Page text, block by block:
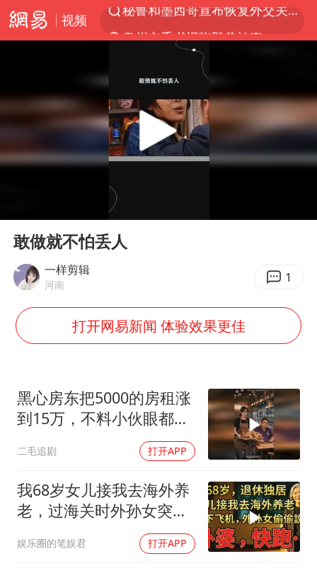
视频
泉州市委书记张毅恭被查
台风白海豚已进入24小时警戒线
中医教你一招提升气血
全球首个长时储能一体化产业园量产
U17国足点球大战淘汰河床晋级决赛
“今天得有40℃了吧 为啥还不预警”
欧阳娜娜窦靖童好搭
中国女篮70-67险胜尼日利亚女篮
“新疆阿勒泰八月能滑雪”不实
国防部：坚决反制任何闹海挑衅图谋
夯实基础开新局
Play
敢做就不怕丢人
一样剪辑
河南 1
打开网易新闻 体验效果更佳
黑心房东把5000的房租涨
到15万，不料小伙眼都不
二毛追剧 打开APP
我68岁女儿接我去海外养
老，过海关时外孙女突然
娱乐圈的笔娱君 打开APP